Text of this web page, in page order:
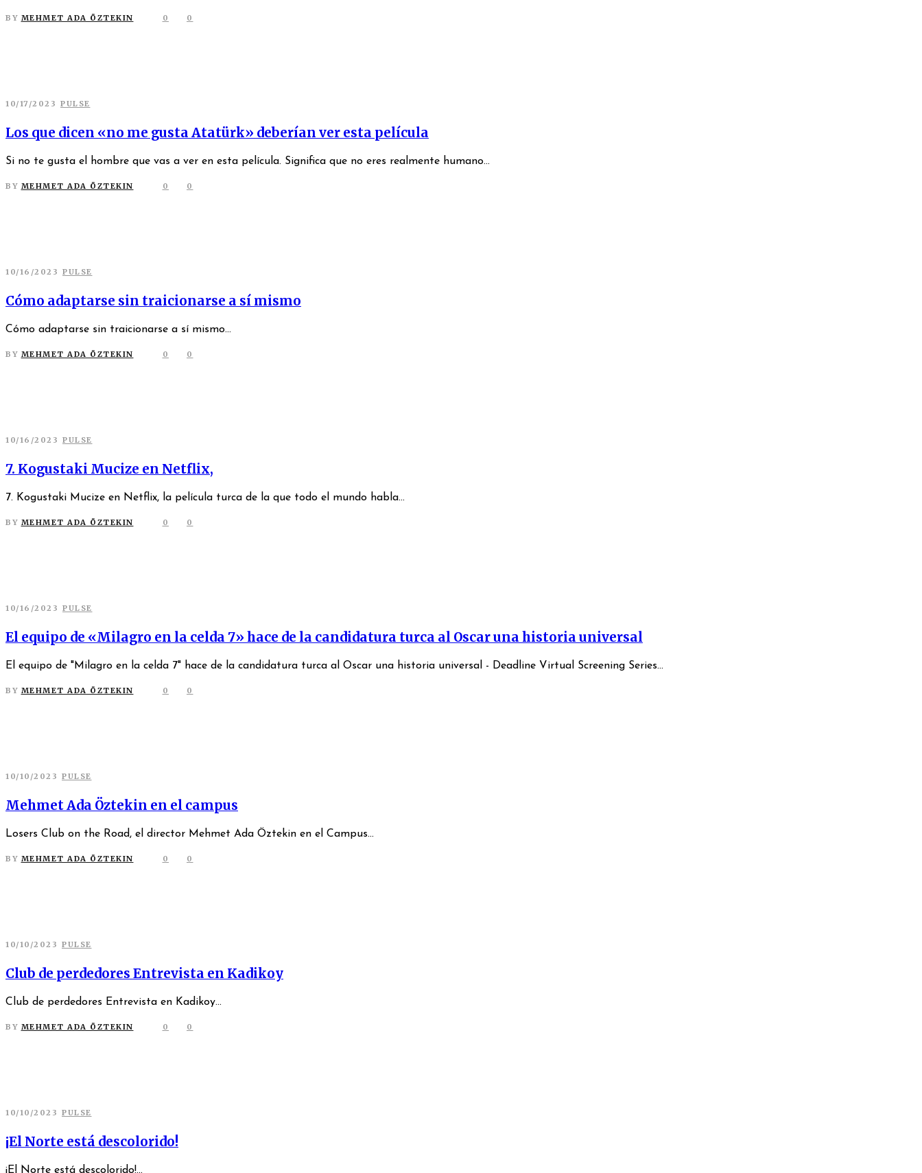
BY MEHMET ADA ÖZTEKIN 0 0
10/17/2023 PULSE
Los que dicen «no me gusta Atatürk» deberían ver esta película
Si no te gusta el hombre que vas a ver en esta película. Significa que no eres realmente humano...
BY MEHMET ADA ÖZTEKIN 0 0
10/16/2023 PULSE
Cómo adaptarse sin traicionarse a sí mismo
Cómo adaptarse sin traicionarse a sí mismo...
BY MEHMET ADA ÖZTEKIN 0 0
10/16/2023 PULSE
7. Kogustaki Mucize en Netflix,
7. Kogustaki Mucize en Netflix, la película turca de la que todo el mundo habla...
BY MEHMET ADA ÖZTEKIN 0 0
10/16/2023 PULSE
El equipo de «Milagro en la celda 7» hace de la candidatura turca al Oscar una historia universal
El equipo de "Milagro en la celda 7" hace de la candidatura turca al Oscar una historia universal - Deadline Virtual Screening Series...
BY MEHMET ADA ÖZTEKIN 0 0
10/10/2023 PULSE
Mehmet Ada Öztekin en el campus
Losers Club on the Road, el director Mehmet Ada Öztekin en el Campus...
BY MEHMET ADA ÖZTEKIN 0 0
10/10/2023 PULSE
Club de perdedores Entrevista en Kadikoy
Club de perdedores Entrevista en Kadikoy...
BY MEHMET ADA ÖZTEKIN 0 0
10/10/2023 PULSE
¡El Norte está descolorido!
¡El Norte está descolorido!...